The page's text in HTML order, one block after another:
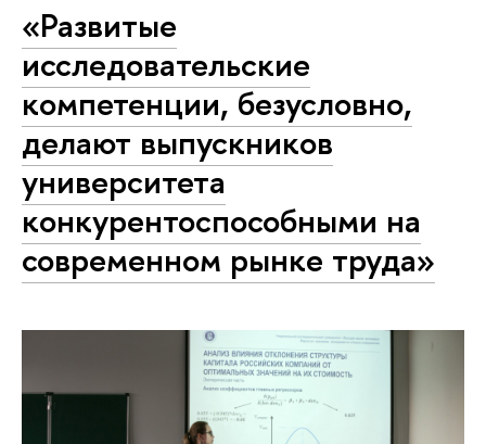
«Развитые
исследовательские
компетенции, безусловно,
делают выпускников
университета
конкурентоспособными на
современном рынке труда»